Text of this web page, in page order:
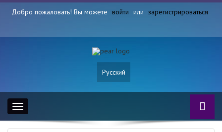
Добро пожаловать! Вы можете войти или зарегистрироваться
Русский
Toggle
navigation